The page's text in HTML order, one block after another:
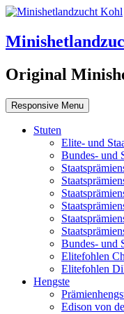
Original
Responsive Menu
Stuten
Elite- und
Bundes- und
Bundes- und
Elitefohlen
Elitefohlen
Hengste
Edison von